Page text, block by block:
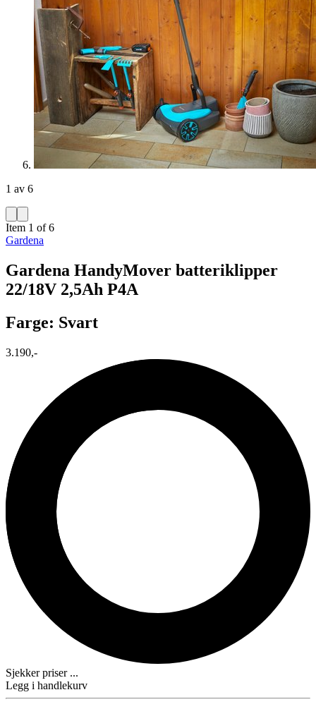
1 av 6
Item 1 of 6
Gardena
Gardena HandyMover batteriklipper
22/18V 2,5Ah P4A
Farge: Svart
3.190,-
Sjekker priser ...
Legg i handlekurv